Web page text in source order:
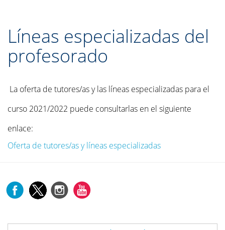
Líneas especializadas del
profesorado
La oferta de tutores/as y las líneas especializadas para el
curso 2021/2022 puede consultarlas en el siguiente
enlace:
Oferta de tutores/as y líneas especializadas